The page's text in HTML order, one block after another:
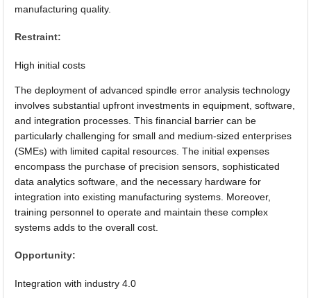
manufacturing quality.
Restraint:
High initial costs
The deployment of advanced spindle error analysis technology
involves substantial upfront investments in equipment, software,
and integration processes. This financial barrier can be
particularly challenging for small and medium-sized enterprises
(SMEs) with limited capital resources. The initial expenses
encompass the purchase of precision sensors, sophisticated
data analytics software, and the necessary hardware for
integration into existing manufacturing systems. Moreover,
training personnel to operate and maintain these complex
systems adds to the overall cost.
Opportunity:
Integration with industry 4.0